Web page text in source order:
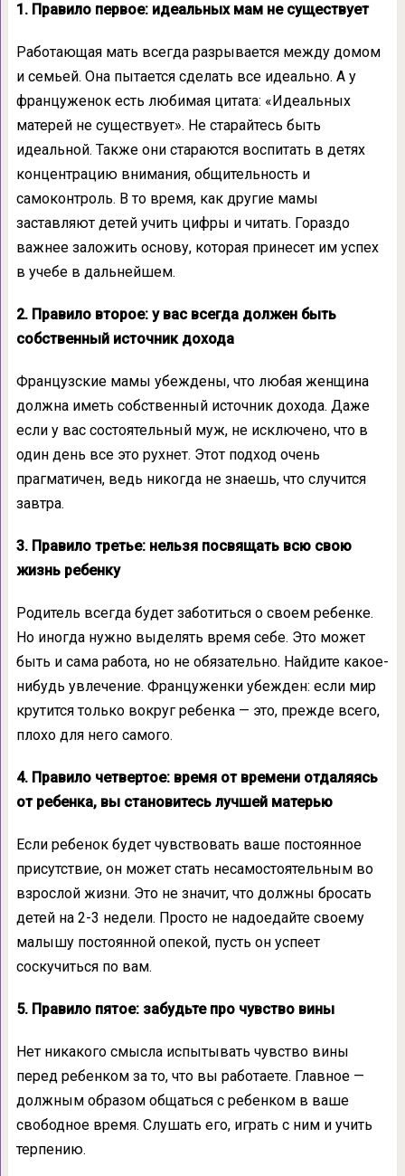
1. Правило первое: идеальных мам не существует
Работающая мать всегда разрывается между домом
и семьей. Она пытается сделать все идеально. А у
француженок есть любимая цитата: «Идеальных
матерей не существует». Не старайтесь быть
идеальной. Также они стараются воспитать в детях
концентрацию внимания, общительность и
самоконтроль. В то время, как другие мамы
заставляют детей учить цифры и читать. Гораздо
важнее заложить основу, которая принесет им успех
в учебе в дальнейшем.
2. Правило второе: у вас всегда должен быть
собственный источник дохода
Французские мамы убеждены, что любая женщина
должна иметь собственный источник дохода. Даже
если у вас состоятельный муж, не исключено, что в
один день все это рухнет. Этот подход очень
прагматичен, ведь никогда не знаешь, что случится
завтра.
3. Правило третье: нельзя посвящать всю свою
жизнь ребенку
Родитель всегда будет заботиться о своем ребенке.
Но иногда нужно выделять время себе. Это может
быть и сама работа, но не обязательно. Найдите какое-
нибудь увлечение. Француженки убежден: если мир
крутится только вокруг ребенка — это, прежде всего,
плохо для него самого.
4. Правило четвертое: время от времени отдаляясь
от ребенка, вы становитесь лучшей матерью
Если ребенок будет чувствовать ваше постоянное
присутствие, он может стать несамостоятельным во
взрослой жизни. Это не значит, что должны бросать
детей на 2-3 недели. Просто не надоедайте своему
малышу постоянной опекой, пусть он успеет
соскучиться по вам.
5. Правило пятое: забудьте про чувство вины
Нет никакого смысла испытывать чувство вины
перед ребенком за то, что вы работаете. Главное —
должным образом общаться с ребенком в ваше
свободное время. Слушать его, играть с ним и учить
терпению.